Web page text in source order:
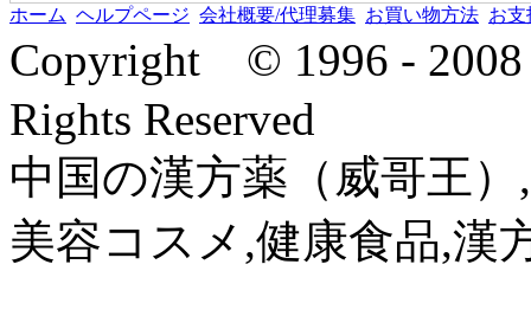
ホーム ヘルプページ 会社概要/代理募集 お買い物方法 お支
Copyright © 1996 -
Rights Reserved
中国の漢方薬（威哥王
美容コスメ,健康食品,漢